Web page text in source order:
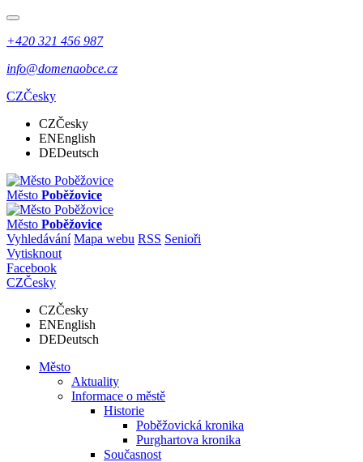
+420 321 456 987
info@domenaobce.cz
CZČesky
CZČesky
ENEnglish
DEDeutsch
Město Poběžovice
Město Poběžovice
Vyhledávání Mapa webu RSS Senioři
Vytisknout
Facebook
CZČesky
CZČesky
ENEnglish
DEDeutsch
Město
Aktuality
Informace o městě
Historie
Poběžovická kronika
Purghartova kronika
Současnost